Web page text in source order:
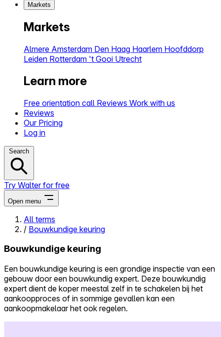
Markets
Markets
Almere Amsterdam Den Haag Haarlem Hoofddorp
Leiden Rotterdam 't Gooi Utrecht
Learn more
Free orientation call Reviews Work with us
Reviews
Our Pricing
Log in
Search
Try Walter for free
Open menu
Close menu
Self-service
All-in-One
Markets
All terms
/ Bouwkundige keuring
Bouwkundige keuring
Een bouwkundige keuring is een grondige inspectie van een
gebouw door een bouwkundig expert. Deze bouwkundig
expert dient de koper meestal zelf in te schakelen bij het
aankoopproces of in sommige gevallen kan een
aankoopmakelaar het ook regelen.